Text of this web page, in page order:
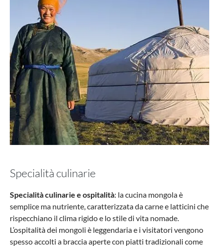
Specialità culinarie
Specialità culinarie e ospitalità: la cucina mongola è
semplice ma nutriente, caratterizzata da carne e latticini che
rispecchiano il clima rigido e lo stile di vita nomade.
L’ospitalità dei mongoli è leggendaria e i visitatori vengono
spesso accolti a braccia aperte con piatti tradizionali come